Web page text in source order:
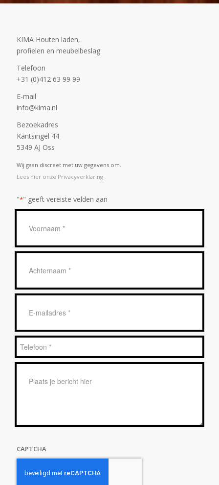
KIMA Houten laden,
profielen en meubelbeslag
Telefoon
+31 (0)412 63 99 99
E-mail
info@kima.nl
Bezoekadres
Kantsingel 44
5349 AJ Oss
Wij gaan discreet met uw gegevens om.
Lees hier onze Privacyverklaring
"*" geeft vereiste velden aan
mailadres
Telefoon
CAPTCHA